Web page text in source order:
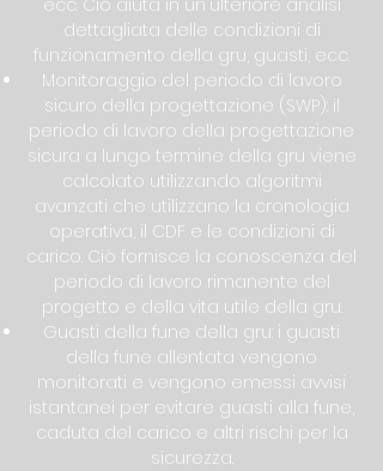
ecc. Ciò aiuta in un'ulteriore analisi
dettagliata delle condizioni di
funzionamento della gru, guasti, ecc.
Monitoraggio del periodo di lavoro
sicuro della progettazione (SWP): il
periodo di lavoro della progettazione
sicura a lungo termine della gru viene
calcolato utilizzando algoritmi
avanzati che utilizzano la cronologia
operativa, il CDF e le condizioni di
carico. Ciò fornisce la conoscenza del
periodo di lavoro rimanente del
progetto e della vita utile della gru.
Guasti della fune della gru: i guasti
della fune allentata vengono
monitorati e vengono emessi avvisi
istantanei per evitare guasti alla fune,
caduta del carico e altri rischi per la
sicurezza.